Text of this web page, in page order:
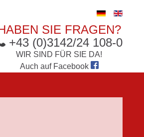
SIE FRAGEN?
+43 (0)3142/24 108-0
WIR SIND FÜR SIE DA!
Auch auf Facebook